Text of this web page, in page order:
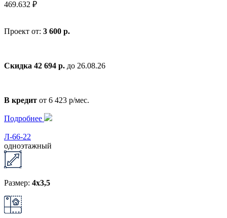
469.632 ₽
Проект от: 3 600 р.
Скидка 42 694 р. до 26.08.26
В кредит от 6 423 р/мес.
Подробнее
Л-66-22
одноэтажный
Размер: 4x3,5